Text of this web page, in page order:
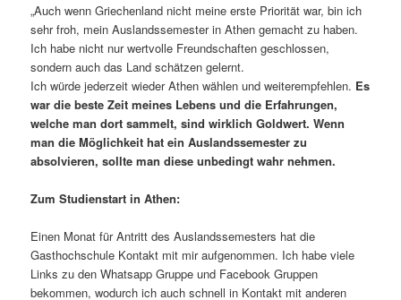
„Auch wenn Griechenland nicht meine erste Priorität war, bin ich
sehr froh, mein Auslandssemester in Athen gemacht zu haben.
Ich habe nicht nur wertvolle Freundschaften geschlossen,
sondern auch das Land schätzen gelernt.
Ich würde jederzeit wieder Athen wählen und weiterempfehlen. Es
war die beste Zeit meines Lebens und die Erfahrungen,
welche man dort sammelt, sind wirklich Goldwert.Wenn
man die Möglichkeit hat ein Auslandssemester zu
absolvieren, sollte man diese unbedingt wahr nehmen.
Zum Studienstart in Athen:
Einen Monat für Antritt des Auslandssemesters hat die
Gasthochschule Kontakt mit mir aufgenommen. Ich habe viele
Links zu den Whatsapp Gruppe und Facebook Gruppen
bekommen, wodurch ich auch schnell in Kontakt mit anderen